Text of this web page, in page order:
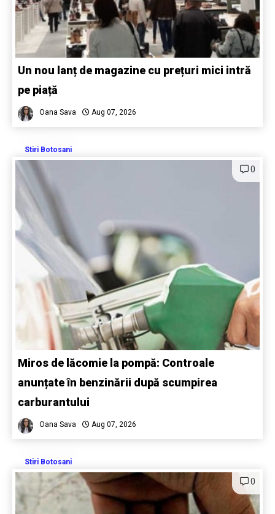
Un nou lanț de magazine cu prețuri mici intră
pe piață
Oana Sava Aug 07, 2026
Stiri Botosani
0
Miros de lăcomie la pompă: Controale
anunțate în benzinării după scumpirea
carburantului
Oana Sava Aug 07, 2026
Stiri Botosani
0